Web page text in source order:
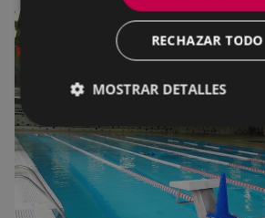
RECHAZAR TODO
MOSTRAR DETALLES